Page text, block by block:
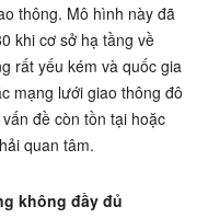
thông. Mô hình này đã
khi cơ sở hạ tầng về
rất yếu kém và quốc gia
mạng lưới giao thông đô
đề còn tồn tại hoặc
quan tâm.
không đầy đủ